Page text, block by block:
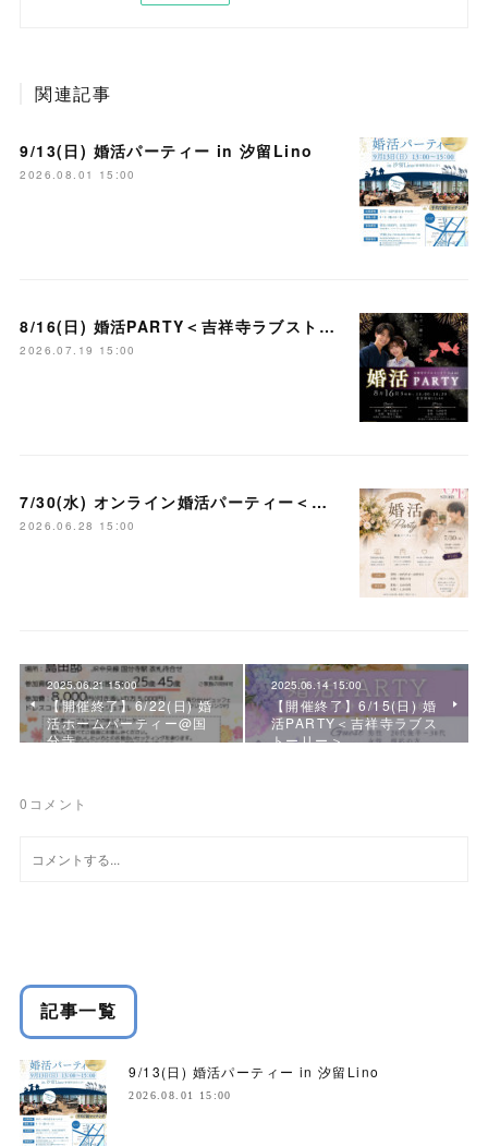
関連記事
9/13(日) 婚活パーティー in 汐留Lino
2026.08.01 15:00
8/16(日) 婚活PARTY＜吉祥寺ラブストーリー＞
2026.07.19 15:00
7/30(水) オンライン婚活パーティー＜大宮ラブストーリー＞
2026.06.28 15:00
2025.06.21 15:00
【開催終了】6/22(日) 婚
活ホームパーティー@国
分寺
2025.06.14 15:00
【開催終了】6/15(日) 婚
活PARTY＜吉祥寺ラブス
トーリー＞
0 コメント
記事一覧
9/13(日) 婚活パーティー in 汐留Lino
2026.08.01 15:00